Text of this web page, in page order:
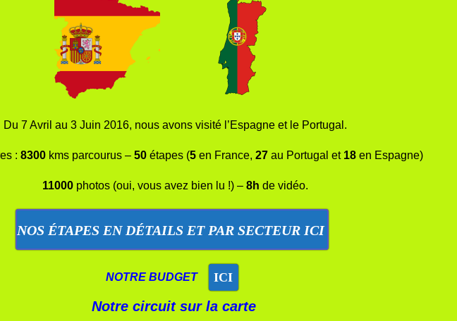
Du 7 Avril au 3 Juin 2016, nous avons visité l’Espagne et le Portugal.
: 8300 kms parcourus – 50 étapes (5 en France, 27 au Portugal et 18 en Espagne)
11000 photos (oui, vous avez bien lu !) – 8h de vidéo.
NOS ÉTAPES EN DÉTAILS ET PAR SECTEUR ICI
NOTRE BUDGET ICI
Notre circuit sur la carte